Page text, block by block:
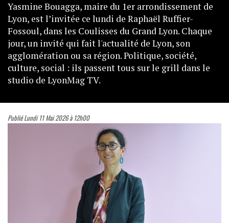
Yasmine Bouagga, maire du 1er arrondissement de
Lyon, est l’invitée ce lundi de Raphaël Ruffier-
Fossoul, dans les Coulisses du Grand Lyon. Chaque
jour, un invité qui fait l'actualité de Lyon, son
agglomération ou sa région. Politique, société,
culture, social : ils passent tous sur le grill dans le
studio de LyonMag TV.
Publié Lundi 11 Mai 2026 à 12h00